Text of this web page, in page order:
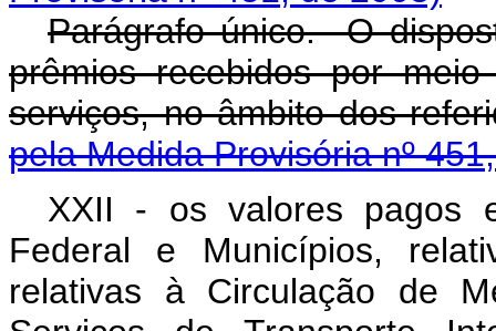
Parágrafo único. O
prêmios recebidos por
serviços, no âmbito
pela Medida Provisória nº
XXII - os valores pagos
Federal e Municípios,
relativas à Circulação de